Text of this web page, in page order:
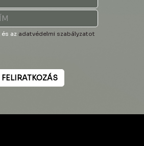
és az adatvédelmi szabályzatot
FELIRATKOZÁS